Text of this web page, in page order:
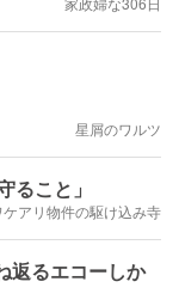
星屑のワルツ
ること」
アリ物件の駆け込み寺
返るエコーしか